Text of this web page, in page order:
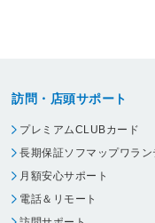
訪問・店頭サポート
プレミアムCLUBカード
長期保証ソフマップワラン
月額安心サポート
電話＆リモート